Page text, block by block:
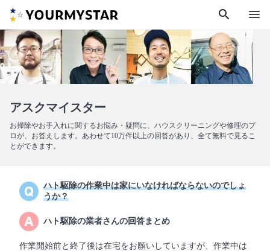
search menu
アスクマイスター
お掃除やお手入れに関するお悩み・疑問に、ハウスクリーニングや修理のプ
ロが、お答えします。あわせて10万件以上の回答があり、全て無料で見るこ
とができます。
ハト駆除の作業中は家にいなければならないのでしょ
うか？
ハト駆除の業者さんの回答まとめ
作業開始前と終了後は在宅をお願いしていますが、作業中は